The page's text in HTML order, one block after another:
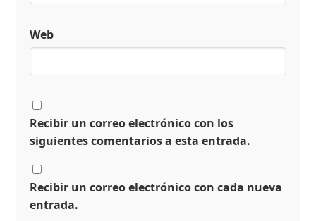
Web
Recibir un correo electrónico con los
siguientes comentarios a esta entrada.
Recibir un correo electrónico con cada nueva
entrada.